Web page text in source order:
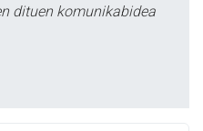
dituen komunikabidea